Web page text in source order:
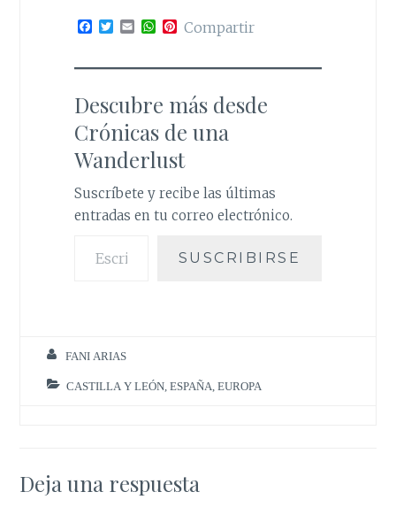
F
e
o
o
k
T
t
e
r
E
i
W
t
A
p
p
P
t
r
e
s
t
Compartir
Descubre más desde
Crónicas de una
Wanderlust
Suscríbete y recibe las últimas
entradas en tu correo electrónico.
SUSCRIBIRSE
FANI ARIAS
CASTILLA Y LEÓN ,ESPAÑA ,EUROPA
Deja una respuesta